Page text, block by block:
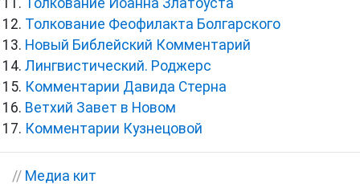
Толкование Иоанна Златоуста
Толкование Феофилакта Болгарского
Новый Библейский Комментарий
Лингвистический. Роджерс
Комментарии Давида Стерна
Ветхий Завет в Новом
Комментарии Кузнецовой
// Медиа кит